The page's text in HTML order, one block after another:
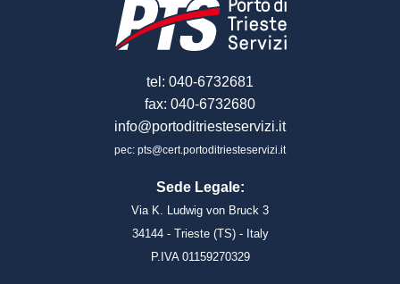
tel: 040-6732681
fax: 040-6732680
info@portoditriesteservizi.it
pec: pts@cert.portoditriesteservizi.it
Sede Legale:
Via K. Ludwig von Bruck 3
34144 - Trieste (TS) - Italy
P.IVA 01159270329